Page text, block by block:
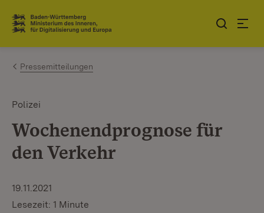
Zum Inhalt springen
Link zur Startseite
Pressemitteilungen
Polizei
Wochenendprognose für
den Verkehr
19.11.2021
Lesezeit: 1 Minute